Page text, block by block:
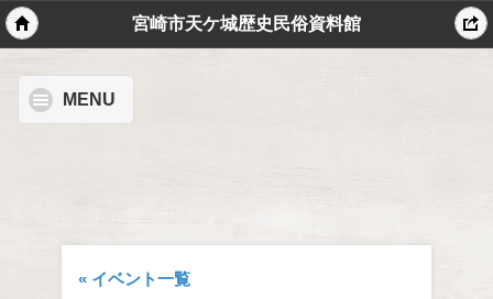
宮崎市天ケ城歴史民俗資料館
MENU
« イベント一覧